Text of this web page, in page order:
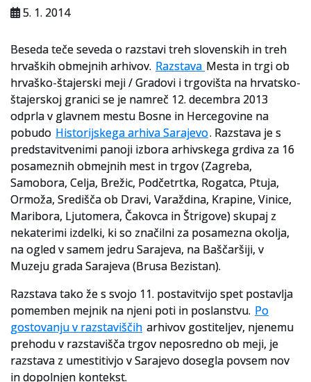
VAČ – VIRTUALNA ARHIVSKA ČITALNICA
Za ustvarjalce
Strokovna usposabljanja za uslužbence
Gradivo
Register ustvarjalcev
Arhivske škatle
Projekti
Slovenski elektronski arhiv
Anonimka
Virtualni.ZAC
Publikacije
5. 1. 2014
Beseda teče seveda o razstavi treh slovenskih in treh
hrvaških obmejnih arhivov. Razstava Mesta in trgi ob
hrvaško-štajerski meji / Gradovi i trgovišta na hrvatsko-
štajerskoj granici se je namreč 12. decembra 2013
odprla v glavnem mestu Bosne in Hercegovine na
pobudo Historijskega arhiva Sarajevo. Razstava je s
predstavitvenimi panoji izbora arhivskega grdiva za 16
posameznih obmejnih mest in trgov (Zagreba,
Samobora, Celja, Brežic, Podčetrtka, Rogatca, Ptuja,
Ormoža, Središča ob Dravi, Varaždina, Krapine, Vinice,
Maribora, Ljutomera, Čakovca in Štrigove) skupaj z
nekaterimi izdelki, ki so značilni za posamezna okolja,
na ogled v samem jedru Sarajeva, na Baščaršiji, v
Muzeju grada Sarajeva (Brusa Bezistan).
Razstava tako že s svojo 11. postavitvijo spet postavlja
pomemben mejnik na njeni poti in poslanstvu. Po
gostovanju v razstaviščih arhivov gostiteljev, njenemu
prehodu v razstavišča trgov neposredno ob meji, je
razstava z umestitivjo v Sarajevo dosegla povsem nov
in dopolnjen kontekst.